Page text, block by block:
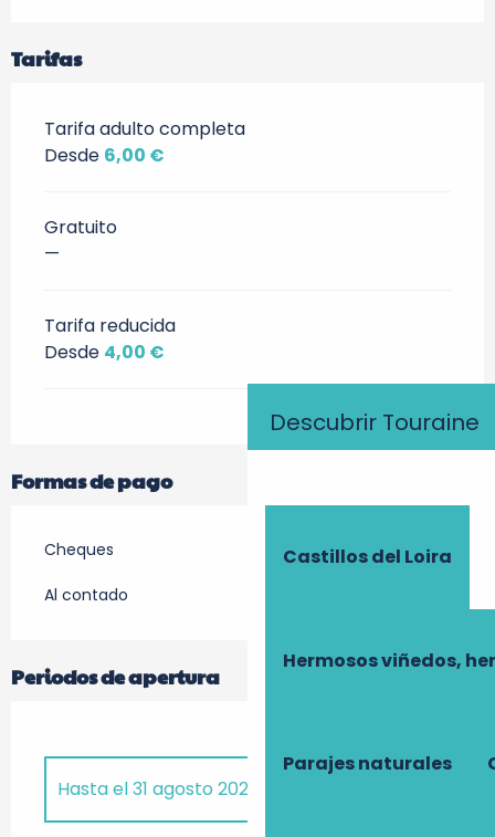
Descubrir Touraine
Castillos del Loira
Hermosos viñedos,
Parajes naturales
Tarifas
Tarifa adulto completa
Desde 6,00 €
Gratuito
—
Tarifa reducida
Desde 4,00 €
Formas de pago
Cheques
Al contado
Periodos de apertura
Hasta el31 agosto 2026